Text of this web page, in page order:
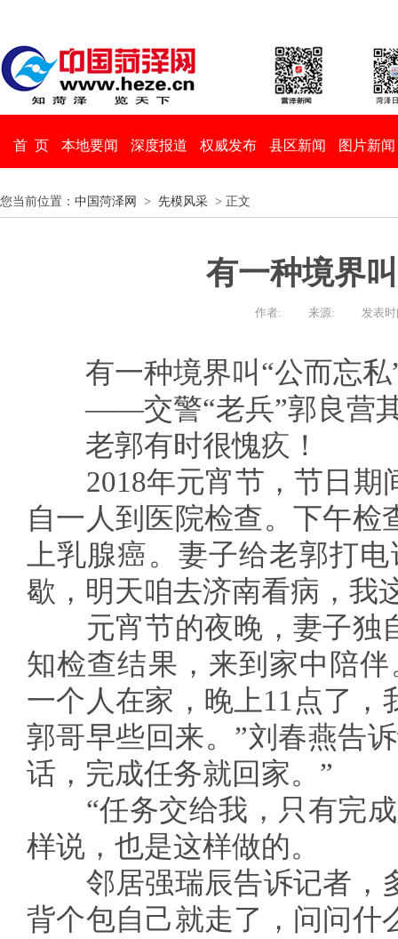
首 页 本地要闻 深度报道 权威发布 县区新闻 图片新闻
您当前位置： 中国菏泽网 > 先模风采 > 正文
有一种境界
作者: 来源: 发表时
有一种境界叫“公而忘私
——交警“老兵”郭良营其
老郭有时很愧疚！
2018年元宵节，节日期
自一人到医院检查。下午
上乳腺癌。妻子给老郭打
歇，明天咱去济南看病，我
元宵节的夜晚，妻子独
知检查结果，来到家中陪
一个人在家，晚上11点了
郭哥早些回来。”刘春燕告
话，完成任务就回家。”
“任务交给我，只有完成
样说，也是这样做的。
邻居强瑞辰告诉记者，
背个包自己就走了，问问什